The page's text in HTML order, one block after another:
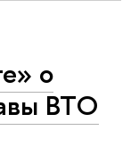
о
ВТО